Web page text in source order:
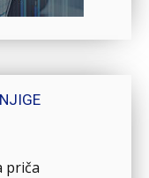
priča